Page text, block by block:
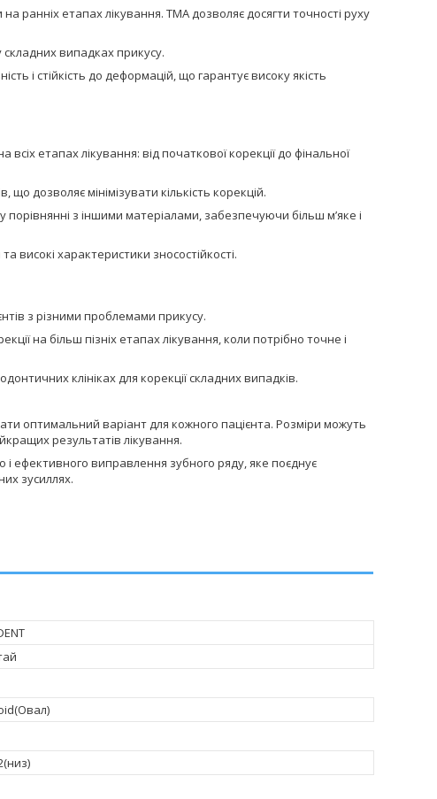
ранніх етапах лікування. TMA дозволяє досягти точності руху
випадках прикусу.
і стійкість до деформацій, що гарантує високу якість
всіх етапах лікування: від початкової корекції до фінальної
що дозволяє мінімізувати кількість корекцій.
з іншими матеріалами, забезпечуючи більш м’яке і
високі характеристики зносостійкості.
з різними проблемами прикусу.
на більш пізніх етапах лікування, коли потрібно точне і
клініках для корекції складних випадків.
оптимальний варіант для кожного пацієнта. Розміри можуть
результатів лікування.
ефективного виправлення зубного ряду, яке поєднує
зусиллях.